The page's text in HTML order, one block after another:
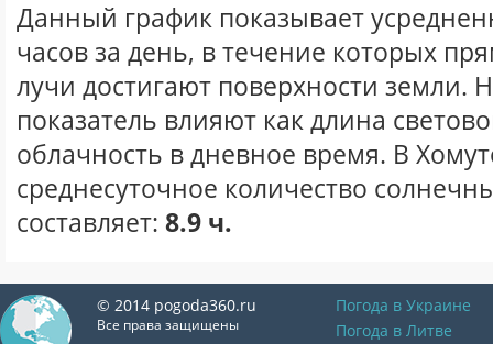
Данный график показывает
часов за день, в течение которых
лучи достигают поверхности земли.
показатель влияют как длина
облачность в дневное время. В
среднесуточное количество
составляет: 8.9 ч.
© 2014 pogoda360.ru
Все права защищены
Погода в Украине
Погода в Литве